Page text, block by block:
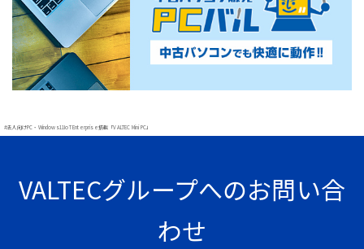
#法人向けPC・Windows11IoT Enterprise搭載「VALTEC Mini PC」
VALTECグループへのお問い合
わせ